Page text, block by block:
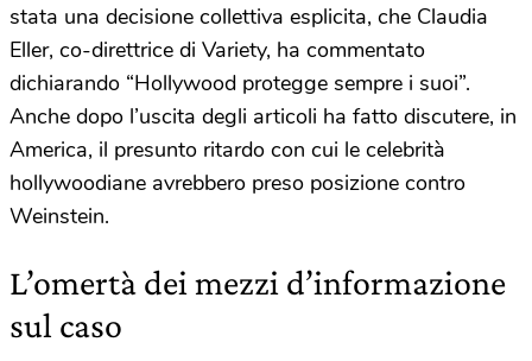
stata una decisione collettiva esplicita, che Claudia
Eller, co-direttrice di Variety, ha commentato
dichiarando “Hollywood protegge sempre i suoi”.
Anche dopo l’uscita degli articoli ha fatto discutere, in
America, il presunto ritardo con cui le celebrità
hollywoodiane avrebbero preso posizione contro
Weinstein.
L’omertà dei mezzi d’informazione
sul caso